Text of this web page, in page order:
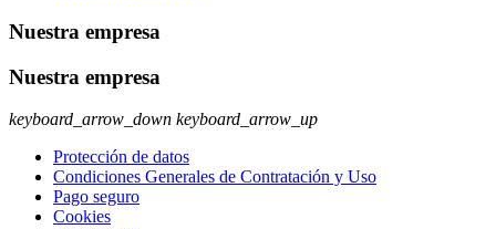
Nuestra empresa
Nuestra empresa
keyboard_arrow_down keyboard_arrow_up
Protección de datos
Condiciones Generales de Contratación y Uso
Pago seguro
Cookies